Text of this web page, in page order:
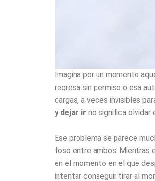
Imagina por un momento
regresa sin permiso o esa
cargas, a veces invisibles
y dejar ir no significa olvidar
Ese problema se parece
foso entre ambos. Mientras
en el momento en el que
intentar conseguir tirar al